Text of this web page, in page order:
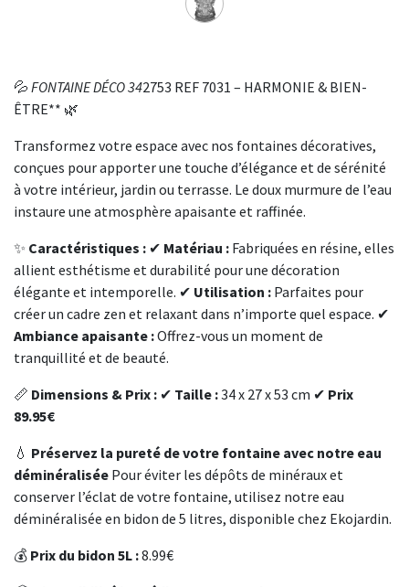
💦 FONTAINE DÉCO 342753 REF 7031 – HARMONIE & BIEN-
ÊTRE** 🌿
Transformez votre espace avec nos fontaines décoratives,
conçues pour apporter une touche d’élégance et de sérénité
à votre intérieur, jardin ou terrasse. Le doux murmure de l’eau
instaure une atmosphère apaisante et raffinée.
✨ Caractéristiques : ✔ Matériau : Fabriquées en résine, elles
allient esthétisme et durabilité pour une décoration
élégante et intemporelle. ✔ Utilisation : Parfaites pour
créer un cadre zen et relaxant dans n’importe quel espace. ✔
Ambiance apaisante :Offrez-vous un moment de
tranquillité et de beauté.
📏 Dimensions & Prix : ✔ Taille :34 x 27 x 53 cm ✔ Prix
89.95€
💧 Préservez la pureté de votre fontaine avec notre eau
déminéralisée Pour éviter les dépôts de minéraux et
conserver l’éclat de votre fontaine, utilisez notre eau
déminéralisée en bidon de 5 litres, disponible chez Ekojardin.
💰 Prix du bidon 5L :8.99€